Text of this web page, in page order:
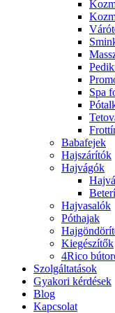
Spa
Babafejek
Hajszárítók
Hajvágók
Hajvasalók
Póthajak
Kiegészítők
4Rico
Szolgáltatások
Gyakori kérdések
Blog
Kapcsolat